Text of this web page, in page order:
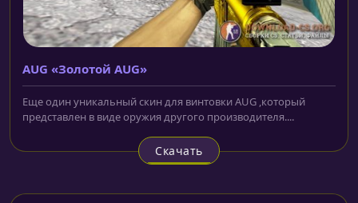
AUG «Золотой AUG»
Еще один уникальный скин для винтовки AUG ,который
представлен в виде оружия другого производителя....
Скачать